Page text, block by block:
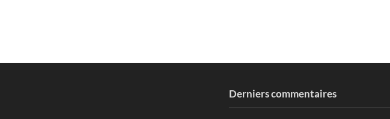
Derniers commentaires